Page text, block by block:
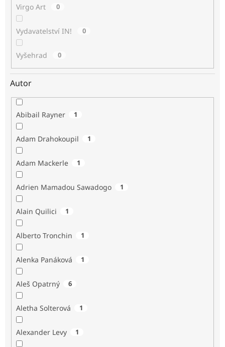
Virgo Art 0
Vydavatelství IN! 0
Vyšehrad 0
Autor
Abibail Rayner 1
Adam Drahokoupil 1
Adam Mackerle 1
Adrien Mamadou Sawadogo 1
Alain Quilici 1
Alberto Tronchin 1
Alenka Panáková 1
Aleš Opatrný 6
Aletha Solterová 1
Alexander Levy 1